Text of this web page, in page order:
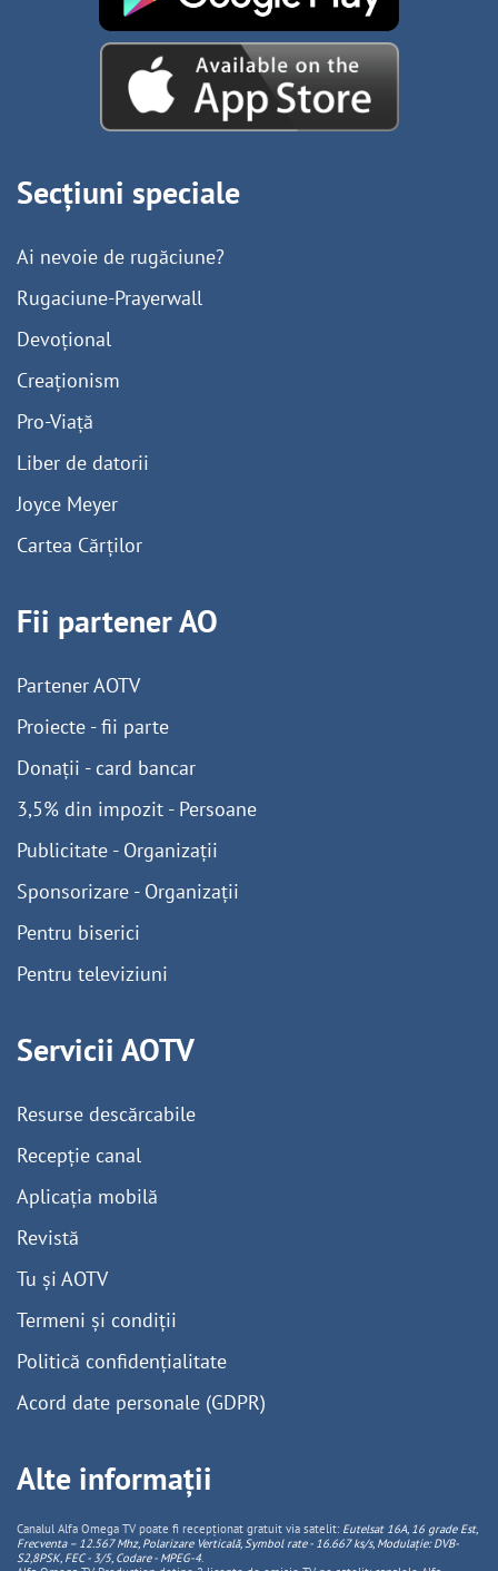
Secțiuni speciale
Ai nevoie de rugăciune?
Rugaciune-Prayerwall
Devoțional
Creaționism
Pro-Viață
Liber de datorii
Joyce Meyer
Cartea Cărților
Fii partener AO
Partener AOTV
Proiecte - fii parte
Donații - card bancar
3,5% din impozit - Persoane
Publicitate - Organizații
Sponsorizare - Organizații
Pentru biserici
Pentru televiziuni
Servicii AOTV
Resurse descărcabile
Recepție canal
Aplicația mobilă
Revistă
Tu și AOTV
Termeni și condiții
Politică confidențialitate
Acord date personale (GDPR)
Alte informații
Canalul Alfa Omega TV poate fi recepționat gratuit via satelit: Eutelsat 16A, 16 grade Est,
Frecventa – 12.567 Mhz, PolarizareVerticală, Symbol rate - 16.667 ks/s, Modulație: DVB-
S2,8PSK, FEC - 3/5, Codare - MPEG-4.